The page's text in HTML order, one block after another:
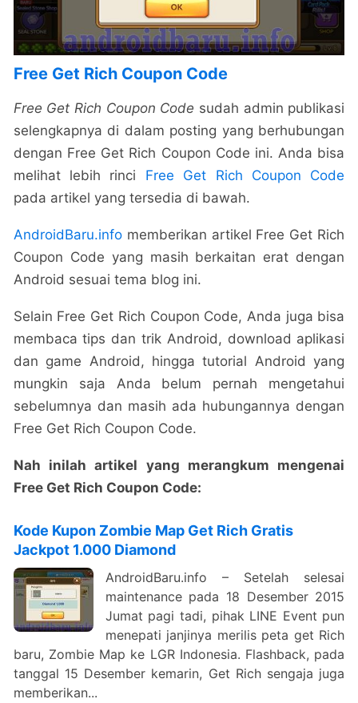
Free Get Rich Coupon Code
Free Get Rich Coupon Code sudah admin publikasi
selengkapnya di dalam posting yang berhubungan
dengan Free Get Rich Coupon Code ini. Anda bisa
melihat lebih rinci Free Get Rich Coupon Code
pada artikel yang tersedia di bawah.
AndroidBaru.infomemberikan artikel Free Get Rich
Coupon Code yang masih berkaitan erat dengan
Android sesuai tema blog ini.
Selain Free Get Rich Coupon Code, Anda juga bisa
membaca tips dan trik Android, download aplikasi
dan game Android, hingga tutorial Android yang
mungkin saja Anda belum pernah mengetahui
sebelumnya dan masih ada hubungannya dengan
Free Get Rich Coupon Code.
Nah inilah artikel yang merangkum mengenai
Free Get Rich Coupon Code:
Kode Kupon Zombie Map Get Rich Gratis
Jackpot 1.000 Diamond
AndroidBaru.info – Setelah selesai
maintenance pada 18 Desember 2015
Jumat pagi tadi, pihak LINE Event pun
menepati janjinya merilis peta get Rich
baru, Zombie Map ke LGR Indonesia. Flashback, pada
tanggal 15 Desember kemarin, Get Rich sengaja juga
memberikan...